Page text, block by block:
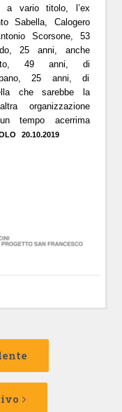
a vario titolo, l’ex
Sabella, Calogero
Scorsone, 53
25 anni, anche
49 anni, di
25 anni, di
che sarebbe la
organizzazione
tempo acerrima
20.10.2019
Articolo
Articolo